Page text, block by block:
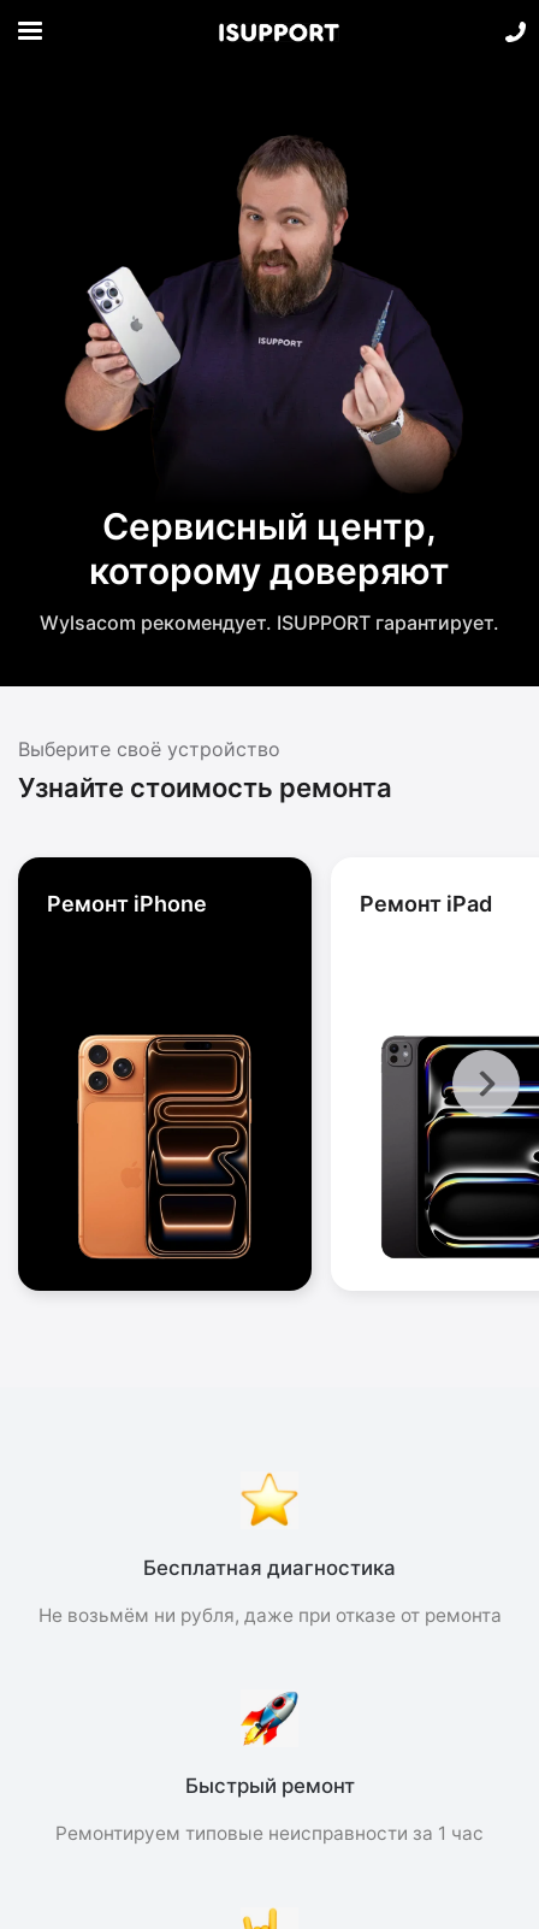
Сервисный центр,
которому доверяют
Wylsacom рекомендует. ISUPPORT гарантирует.
Выберите своё устройство
Узнайте стоимость ремонта
Ремонт iPhone Ремонт iPad
Бесплатная диагностика
Не возьмём ни рубля, даже при отказе от ремонта
Быстрый ремонт
Ремонтируем типовые неисправности за 1 час